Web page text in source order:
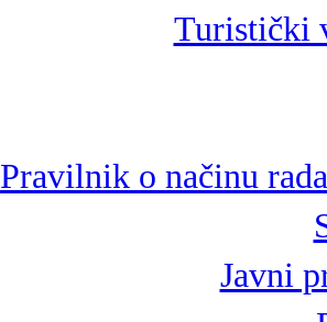
Turistički
Pravilnik o načinu
Javni